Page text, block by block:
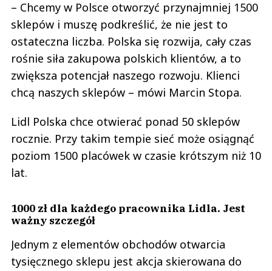
– Chcemy w Polsce otworzyć przynajmniej 1500
sklepów i muszę podkreślić, że nie jest to
ostateczna liczba. Polska się rozwija, cały czas
rośnie siła zakupowa polskich klientów, a to
zwiększa potencjał naszego rozwoju. Klienci
chcą naszych sklepów – mówi Marcin Stopa.
Lidl Polska chce otwierać ponad 50 sklepów
rocznie. Przy takim tempie sieć może osiągnąć
poziom 1500 placówek w czasie krótszym niż 10
lat.
1000 zł dla każdego pracownika Lidla. Jest
ważny szczegół
Jednym z elementów obchodów otwarcia
tysięcznego sklepu jest akcja skierowana do